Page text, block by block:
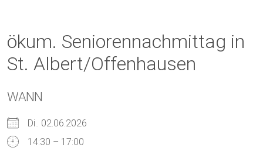
ökum. Seniorennachmittag in
St. Albert/Offenhausen
WANN
Di.. 02.06.2026
14:30 – 17:00